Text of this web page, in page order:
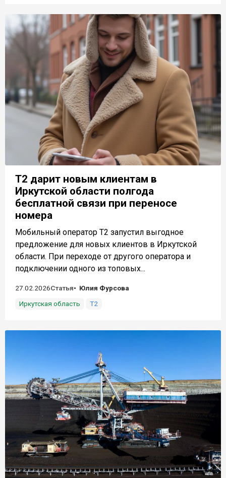
T2 дарит новым клиентам в
Иркутской области полгода
бесплатной связи при переносе
номера
Мобильный оператор T2 запустил выгодное
предложение для новых клиентов в Иркутской
области. При переходе от другого оператора и
подключении одного из топовых...
27.02.2026Статья
Юлия Фурсова
Иркутская область
Т2